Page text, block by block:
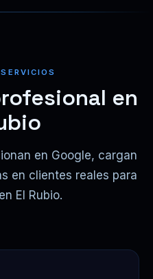
en
en Google, cargan
en clientes reales para
El Rubio.